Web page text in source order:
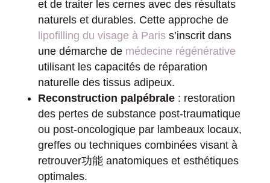
et de traiter les cernes avec des résultats
naturels et durables. Cette approche de
lipofilling du visage à Pariss’inscrit dans
une démarche de médecine régénérative
utilisant les capacités de réparation
naturelle des tissus adipeux.
Reconstruction palpébrale: restoration
des pertes de substance post-traumatique
ou post-oncologique par lambeaux locaux,
greffes ou techniques combinées visant à
retrouver功能 anatomiques et esthétiques
optimales.